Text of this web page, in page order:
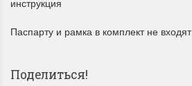
инструкция
Паспарту и рамка в комплект не входят
Поделиться!